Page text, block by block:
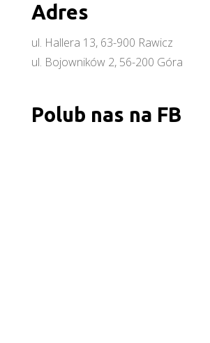
Adres
ul. Hallera 13, 63-900 Rawicz
ul. Bojowników 2, 56-200 Góra
Polub nas na FB